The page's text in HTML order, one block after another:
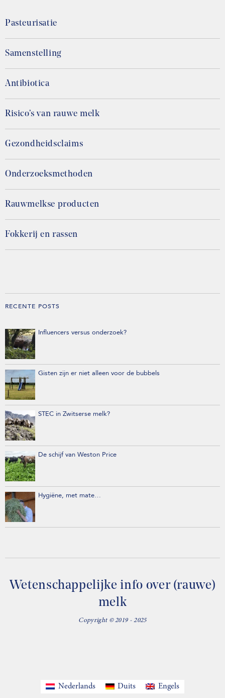
Pasteurisatie
Samenstelling
Antibiotica
Risico’s van rauwe melk
Gezondheidsclaims
Onderzoeksmethoden
Rauwmelkse producten
Fokkerij en rassen
RECENTE POSTS
Influencers versus onderzoek?
Gisten zijn er niet alleen voor de bubbels
STEC in Zwitserse melk?
De schijf van Weston Price
Hygiëne, met mate…
Wetenschappelijke info over (rauwe)
melk
Copyright © 2019 - 2025
Nederlands Duits Engels